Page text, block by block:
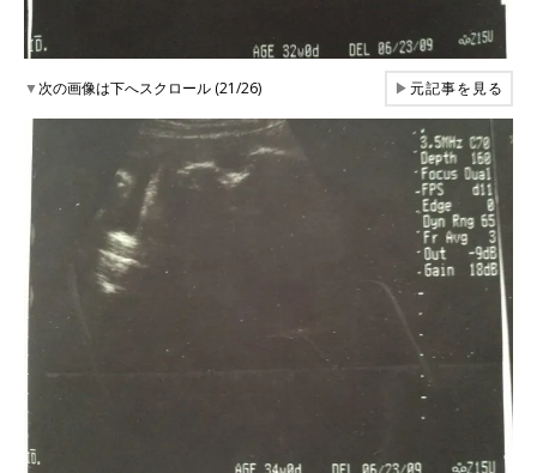
▼次の画像は下へスクロール (21/26) ▶元記事を見る